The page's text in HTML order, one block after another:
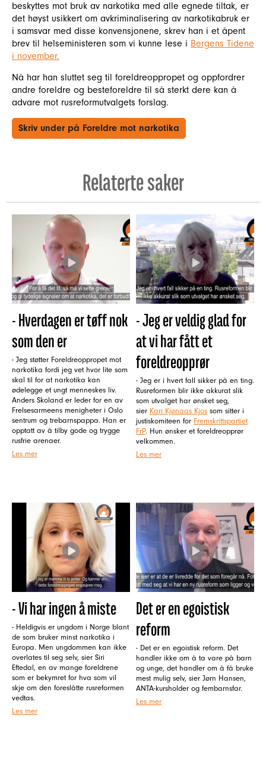
beskyttes mot bruk av narkotika med alle egnede tiltak, er
det høyst usikkert om avkriminalisering av narkotikabruk er
i samsvar med disse konvensjonene, skrev han i et åpent
brev til helseministeren som vi kunne lese i Bergens Tidene
i november.
Nå har han sluttet seg til foreldreoppropet og oppfordrer
andre foreldre og besteforeldre til så sterkt dere kan å
advare mot rusreformutvalgets forslag.
Skriv under på Foreldre mot narkotika
Relaterte saker
- Hverdagen er tøff nok
som den er
- Jeg støtter Foreldreoppropet mot
narkotika fordi jeg vet hvor lite som
skal til for at narkotika kan
ødelegge et ungt menneskes liv.
Anders Skoland er leder for en av
Frelsesarmeens menigheter i Oslo
sentrum og trebarnspappa. Han er
opptatt av å tilby gode og trygge
rusfrie arenaer.
Les mer
- Jeg er veldig glad for
at vi har fått et
foreldreopprør
- Jeg er i hvert fall sikker på en ting.
Rusreformen blir ikke akkurat slik
som utvalget har ønsket seg,
sier Kari Kjønaas Kjos som sitter i
justiskomiteen for Fremskrittspartiet
FrP. Hun ønsker et foreldreopprør
velkommen.
Les mer
- Vi har ingen å miste
- Heldigvis er ungdom i Norge blant
de som bruker minst narkotika i
Europa. Men ungdommen kan ikke
overlates til seg selv, sier Siri
Eftedal, en av mange foreldrene
som er bekymret for hva som vil
skje om den foreslåtte rusreformen
vedtas.
Les mer
Det er en egoistisk
reform
- Det er en egoistisk reform. Det
handler ikke om å ta vare på barn
og unge, det handler om å få bruke
mest mulig selv, sier Jørn Hansen,
ANTA-kursholder og fembarnsfar.
Les mer